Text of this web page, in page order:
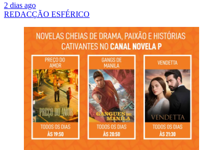
2 dias ago
REDACÇÃO ESFÉRICO